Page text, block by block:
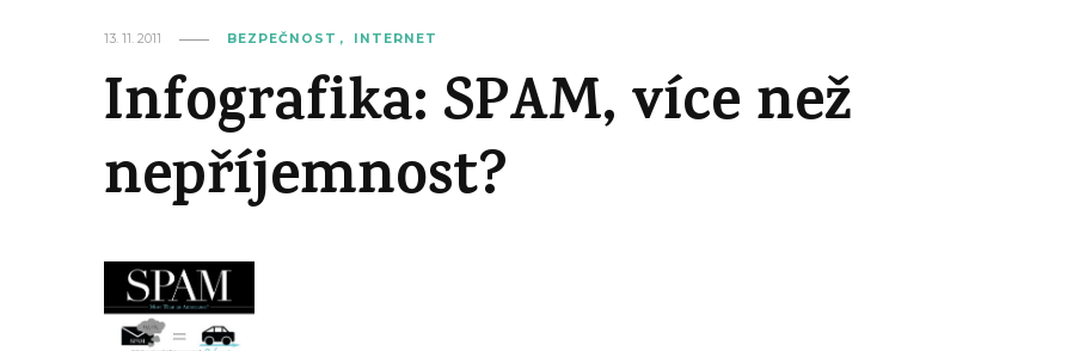
13. 11. 2011 BEZPEČNOST INTERNET
Infografika: SPAM, více než
nepříjemnost?